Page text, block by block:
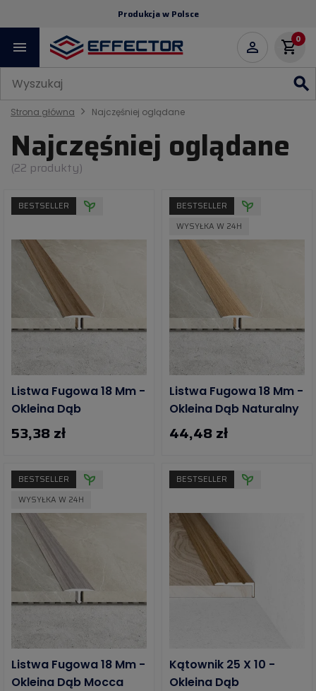
Produkcja w Polsce
menu
search
 shopping_cart0
Strona główna Najczęśniej oglądane
Najczęśniej oglądane
(22 produkty)
Listwa Fugowa 18 Mm -
Okleina Dąb
53,38 zł
BESTSELLER
Listwa Fugowa 18 Mm -
Okleina Dąb Naturalny
44,48 zł
BESTSELLER
WYSYŁKA W 24H
Listwa Fugowa 18 Mm -
Okleina Dąb Mocca
BESTSELLER
WYSYŁKA W 24H
Kątownik 25 X 10 -
Okleina Dąb
BESTSELLER